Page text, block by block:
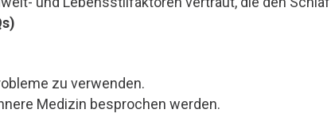
zu verwenden.
Medizin besprochen werden.